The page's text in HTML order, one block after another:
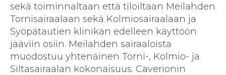
sekä toiminnaltaan että tiloiltaan Meilahden
Tornisairaalaan sekä Kolmiosairaalaan ja
Syöpätautien klinikan edelleen käyttöön
jääviin osiin. Meilahden sairaaloista
muodostuu yhtenäinen Torni-, Kolmio- ja
Siltasairaalan kokonaisuus. Caverionin